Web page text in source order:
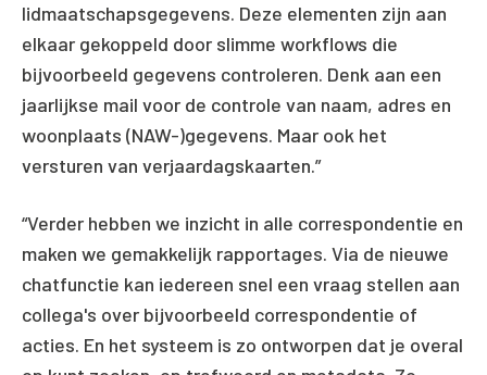
lidmaatschapsgegevens. Deze elementen zijn aan
elkaar gekoppeld door slimme workflows die
bijvoorbeeld gegevens controleren. Denk aan een
jaarlijkse mail voor de controle van naam, adres en
woonplaats (NAW-)gegevens. Maar ook het
versturen van verjaardagskaarten.”
“Verder hebben we inzicht in alle correspondentie en
maken we gemakkelijk rapportages. Via de nieuwe
chatfunctie kan iedereen snel een vraag stellen aan
collega's over bijvoorbeeld correspondentie of
acties. En het systeem is zo ontworpen dat je overal